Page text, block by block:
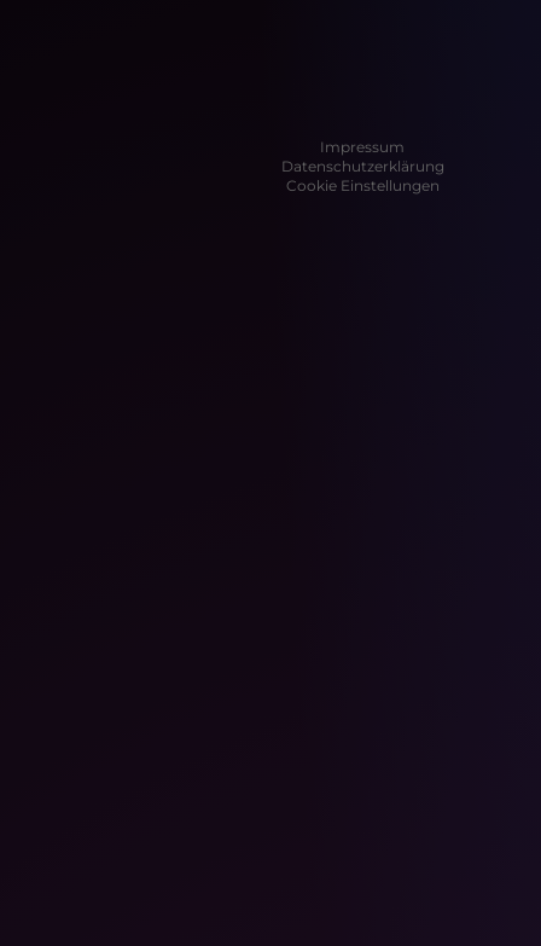
Impressum
Datenschutzerklärung
Cookie Einstellungen